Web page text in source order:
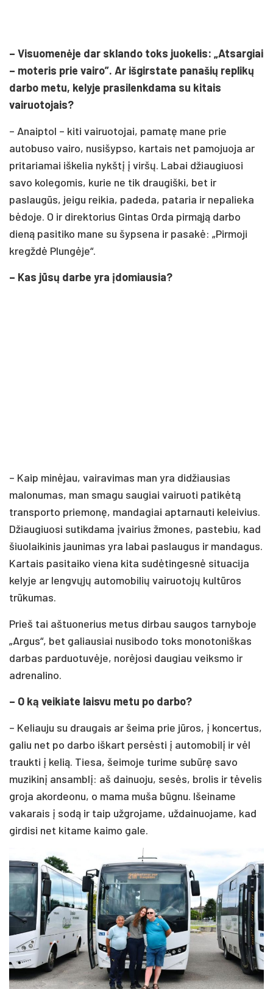
– Visuomenėje dar sklando toks juokelis: „Atsargiai
– moteris prie vairo”. Ar išgirstate panašių replikų
darbo metu, kelyje prasilenkdama su kitais
vairuotojais?
– Anaiptol – kiti vairuotojai, pamatę mane prie
autobuso vairo, nusišypso, kartais net pamojuoja ar
pritariamai iškelia nykštį į viršų. Labai džiaugiuosi
savo kolegomis, kurie ne tik draugiški, bet ir
paslaugūs, jeigu reikia, padeda, pataria ir nepalieka
bėdoje. O ir direktorius Gintas Orda pirmąją darbo
dieną pasitiko mane su šypsena ir pasakė: „Pirmoji
kregždė Plungėje“.
– Kas jūsų darbe yra įdomiausia?
– Kaip minėjau, vairavimas man yra didžiausias
malonumas, man smagu saugiai vairuoti patikėtą
transporto priemonę, mandagiai aptarnauti keleivius.
Džiaugiuosi sutikdama įvairius žmones, pastebiu, kad
šiuolaikinis jaunimas yra labai paslaugus ir mandagus.
Kartais pasitaiko viena kita sudėtingesnė situacija
kelyje ar lengvųjų automobilių vairuotojų kultūros
trūkumas.
Prieš tai aštuonerius metus dirbau saugos tarnyboje
„Argus“, bet galiausiai nusibodo toks monotoniškas
darbas parduotuvėje, norėjosi daugiau veiksmo ir
adrenalino.
– O ką veikiate laisvu metu po darbo?
– Keliauju su draugais ar šeima prie jūros, į koncertus,
galiu net po darbo iškart persėsti į automobilį ir vėl
traukti į kelią. Tiesa, šeimoje turime subūrę savo
muzikinį ansamblį: aš dainuoju, sesės, brolis ir tėvelis
groja akordeonu, o mama muša būgnu. Išeiname
vakarais į sodą ir taip užgrojame, uždainuojame, kad
girdisi net kitame kaimo gale.